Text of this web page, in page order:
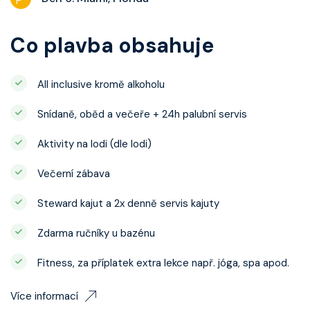
Co plavba obsahuje
All inclusive kromě alkoholu
Snídaně, oběd a večeře + 24h palubní servis
Aktivity na lodi (dle lodi)
Večerní zábava
Steward kajut a 2x denně servis kajuty
Zdarma ručníky u bazénu
Fitness, za příplatek extra lekce např. jóga, spa apod.
Více informací